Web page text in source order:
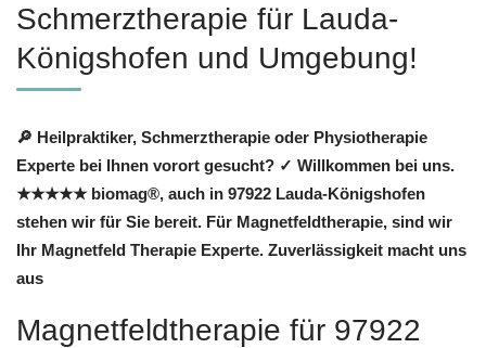
Schmerztherapie für Lauda-
Königshofen und Umgebung!
🔎 Heilpraktiker, Schmerztherapie oder Physiotherapie
Experte bei Ihnen vorort gesucht? ✓ Willkommen bei uns.
★★★★★ biomag®, auch in 97922 Lauda-Königshofen
stehen wir für Sie bereit. Für Magnetfeldtherapie, sind wir
Ihr Magnetfeld Therapie Experte. Zuverlässigkeit macht uns
aus
Magnetfeldtherapie für 97922